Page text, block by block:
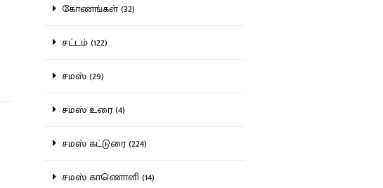
கோணங்கள் (32)
சட்டம் (122)
சமஸ் (29)
சமஸ் உரை (4)
சமஸ் கட்டுரை (224)
சமஸ் காணொளி (14)